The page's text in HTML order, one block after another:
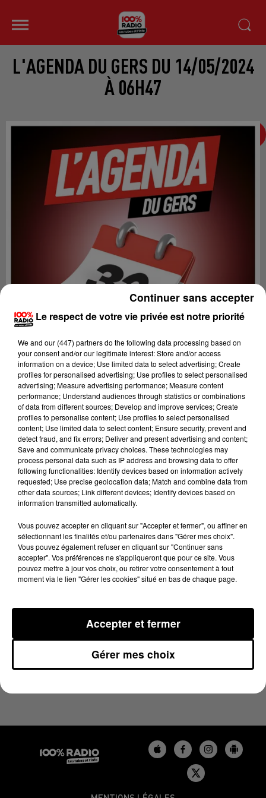
L'AGENDA DU GERS DU 14/05/2024
À 06H47
Lecture (1 min 15 sec)
100%
14 mai 2024 - 1 min 15 sec
L'AGENDA DU GERS DU 14/05/2024 À 06H47
Le respect de votre vie privée est notre priorité
We and our (447) partnersdo the following data processing based on
your consent and/or our legitimate interest: Store and/or access
information on a device; Use limited data to select advertising; Create
profiles for personalised advertising; Use profiles to select personalised
advertising; Measure advertising performance; Measure content
performance; Understand audiences through statistics or combinations
of data from different sources; Develop and improve services; Create
profiles to personalise content; Use profiles to select personalised
content; Use limited data to select content; Ensure security, prevent and
detect fraud, and fix errors; Deliver and present advertising and content;
Save and communicate privacy choices. These technologies may
process personal data such as IP address and browsing data to offer
following functionalities: Identify devices based on information actively
requested; Use precise geolocation data; Match and combine data from
other data sources; Link different devices; Identify devices based on
information transmitted automatically.
Vous pouvez accepter en cliquant sur "Accepter et fermer", ou affiner en
sélectionnant les finalités et/ou partenaires dans "Gérer mes choix".
Vous pouvez également refuser en cliquant sur "Continuer sans
accepter". Vos préférences ne s'appliqueront que pour ce site. Vous
pouvez mettre à jour vos choix, ou retirer votre consentement à tout
moment via le lien "Gérer les cookies" situé en bas de chaque page.
Gérer mes choix
Accepter et fermer
Continuer sans accepter